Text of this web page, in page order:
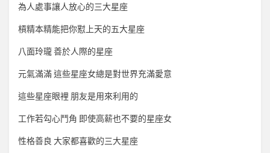
為人處事讓人放心的三大星座
槓精本精能把你懟上天的五大星座
八面玲瓏 善於人際的星座
元氣滿滿 這些星座女總是對世界充滿愛意
這些星座眼裡 朋友是用來利用的
工作若勾心鬥角 即使高薪也不要的星座女
性格善良 大家都喜歡的三大星座